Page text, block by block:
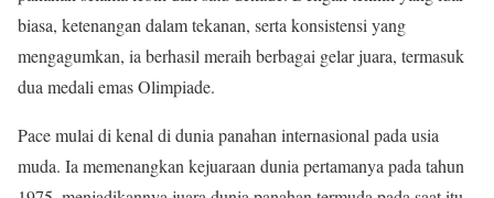
biasa, ketenangan dalam tekanan, serta konsistensi yang
mengagumkan, ia berhasil meraih berbagai gelar juara, termasuk
dua medali emas Olimpiade.
Pace mulai di kenal di dunia panahan internasional pada usia
muda. Ia memenangkan kejuaraan dunia pertamanya pada tahun